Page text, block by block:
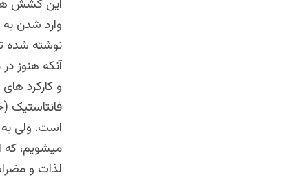
این کشش ها
وارد شدن به
نوشته شده
آنکه هنوز
و کارکرد
فانتاستیک
است. ولی به
ميشويم، كه
لذات و